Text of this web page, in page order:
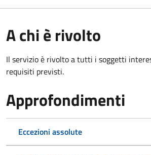
A chi è rivolto
Il servizio è rivolto a tutti i soggetti
requisiti previsti.
Approfondimenti
Eccezioni assolute